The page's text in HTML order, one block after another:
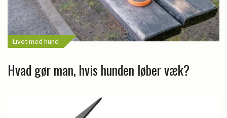
Livet med hund
Hvad gør man, hvis hunden løber væk?